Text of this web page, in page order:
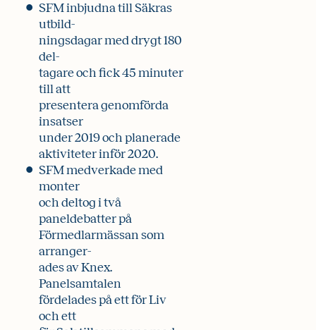
SFM inbjudna till Säkras
utbild-
ningsdagar med drygt 180
del-
tagare och fick 45 minuter
till att
presentera genomförda
insatser
under 2019 och planerade
aktiviteter inför 2020.
SFM medverkade med
monter
och deltog i två
paneldebatter på
Förmedlarmässan som
arranger-
ades av Knex.
Panelsamtalen
fördelades på ett för Liv
och ett